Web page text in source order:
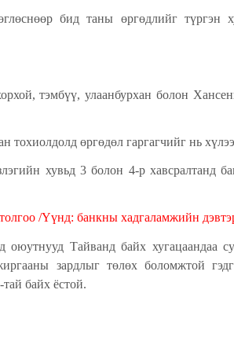
бид таны өргөдлийг түргэн
тэмбүү, улаанбурхан болон
тохиолдолд өргөдөл гаргагчийг нь
хувьд 3 болон 4-р хавсралтанд
/Үүнд: банкны хадгаламжийн
оюутнууд Тайванд байх хугацаандаа
зардлыг төлөх боломжтой
байх ёстой.